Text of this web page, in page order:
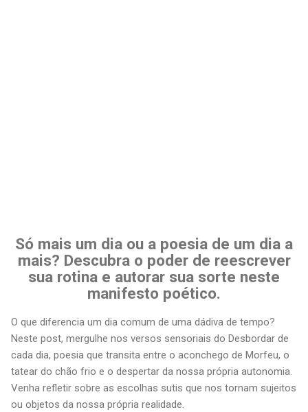
Só mais um dia ou a poesia de um dia a
mais? Descubra o poder de reescrever
sua rotina e autorar sua sorte neste
manifesto poético.
O que diferencia um dia comum de uma dádiva de tempo?
Neste post, mergulhe nos versos sensoriais do Desbordar de
cada dia, poesia que transita entre o aconchego de Morfeu, o
tatear do chão frio e o despertar da nossa própria autonomia.
Venha refletir sobre as escolhas sutis que nos tornam sujeitos
ou objetos da nossa própria realidade.